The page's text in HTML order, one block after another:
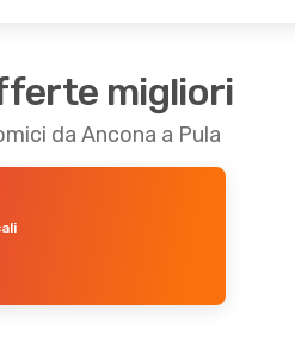
migliori
da Ancona a Pula